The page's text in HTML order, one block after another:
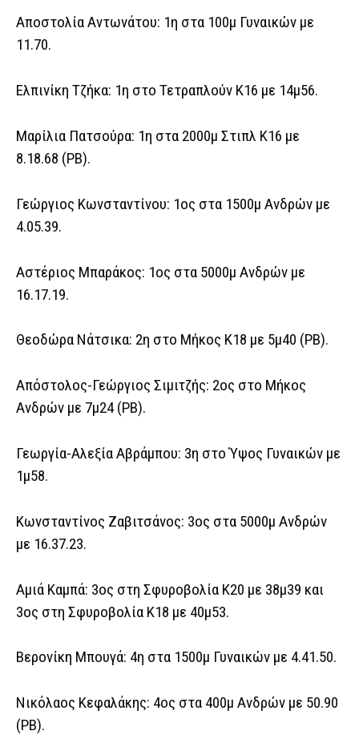
Αποστολία Αντωνάτου: 1η στα 100μ Γυναικών με
11.70.
Ελπινίκη Τζήκα: 1η στο Τετραπλούν Κ16 με 14μ56.
Μαρίλια Πατσούρα: 1η στα 2000μ Στιπλ Κ16 με
8.18.68 (ΡΒ).
Γεώργιος Κωνσταντίνου: 1ος στα 1500μ Ανδρών με
4.05.39.
Αστέριος Μπαράκος: 1ος στα 5000μ Ανδρών με
16.17.19.
Θεοδώρα Νάτσικα: 2η στο Μήκος Κ18 με 5μ40 (ΡΒ).
Απόστολος-Γεώργιος Σιμιτζής: 2ος στο Μήκος
Ανδρών με 7μ24 (ΡΒ).
Γεωργία-Αλεξία Αβράμπου: 3η στο Ύψος Γυναικών με
1μ58.
Κωνσταντίνος Ζαβιτσάνος: 3ος στα 5000μ Ανδρών
με 16.37.23.
Αμιά Καμπά: 3ος στη Σφυροβολία Κ20 με 38μ39 και
3ος στη Σφυροβολία Κ18 με 40μ53.
Βερονίκη Μπουγά: 4η στα 1500μ Γυναικών με 4.41.50.
Νικόλαος Κεφαλάκης: 4ος στα 400μ Ανδρών με 50.90
(ΡΒ).